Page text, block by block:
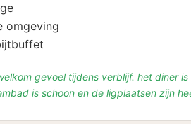
omgeving
gevoel tijdens verblijf. het diner
is schoon en de ligplaatsen zijn